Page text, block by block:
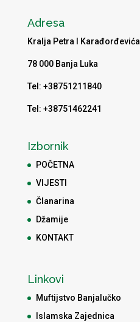
Adresa
Kralja Petra I Karađorđevića
78 000 Banja Luka
Tel: +38751211840
Tel: +38751462241
Izbornik
POČETNA
VIJESTI
Članarina
Džamije
KONTAKT
Linkovi
Muftijstvo Banjalučko
Islamska Zajednica